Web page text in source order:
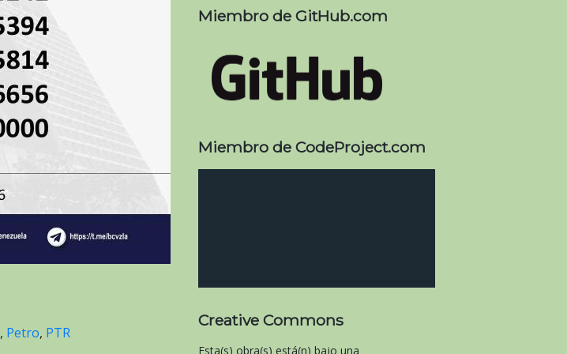
, Petro, PTR
Miembro de GitHub.com
Miembro de CodeProject.com
Creative Commons
Esta(s) obra(s) está(n) bajo una